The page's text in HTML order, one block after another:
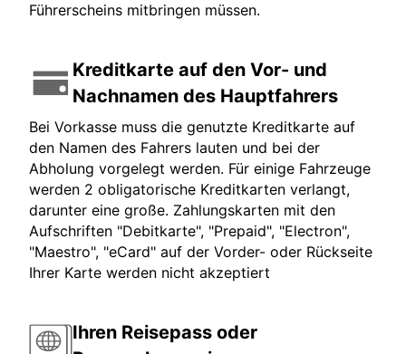
Führerscheins mitbringen müssen.
Kreditkarte auf den Vor- und
Nachnamen des Hauptfahrers
Bei Vorkasse muss die genutzte Kreditkarte auf
den Namen des Fahrers lauten und bei der
Abholung vorgelegt werden. Für einige Fahrzeuge
werden 2 obligatorische Kreditkarten verlangt,
darunter eine große. Zahlungskarten mit den
Aufschriften "Debitkarte", "Prepaid", "Electron",
"Maestro", "eCard" auf der Vorder- oder Rückseite
Ihrer Karte werden nicht akzeptiert
Ihren Reisepass oder